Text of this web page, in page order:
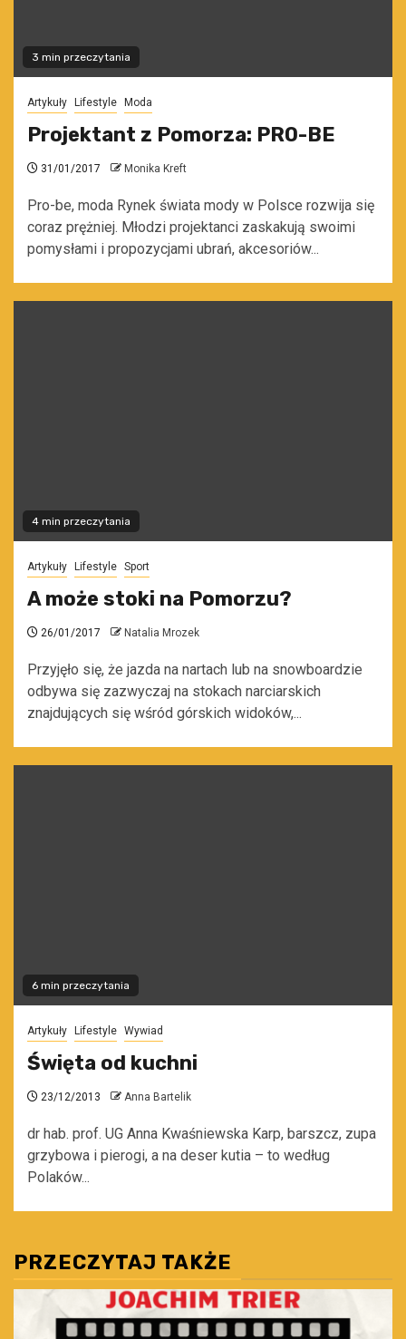
3 min przeczytania
Artykuły Lifestyle Moda
Projektant z Pomorza: PRO-BE
31/01/2017 Monika Kreft
Pro-be, moda Rynek świata mody w Polsce rozwija się
coraz prężniej. Młodzi projektanci zaskakują swoimi
pomysłami i propozycjami ubrań, akcesoriów...
4 min przeczytania
Artykuły Lifestyle Sport
A może stoki na Pomorzu?
26/01/2017 Natalia Mrozek
Przyjęło się, że jazda na nartach lub na snowboardzie
odbywa się zazwyczaj na stokach narciarskich
znajdujących się wśród górskich widoków,...
6 min przeczytania
Artykuły Lifestyle Wywiad
Święta od kuchni
23/12/2013 Anna Bartelik
dr hab. prof. UG Anna Kwaśniewska Karp, barszcz, zupa
grzybowa i pierogi, a na deser kutia – to według
Polaków...
PRZECZYTAJ TAKŻE